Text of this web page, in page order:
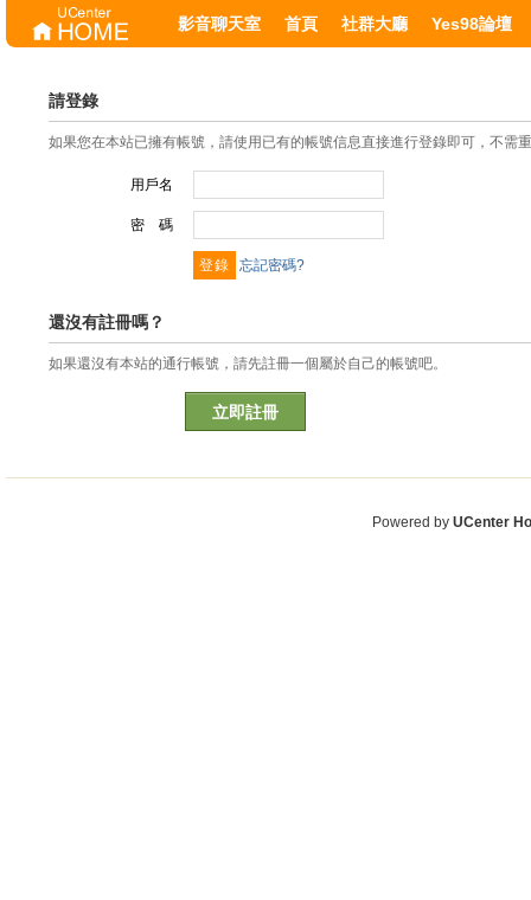
影音聊天室 首頁 社群大廳 Yes98論壇
請登錄
如果您在本站已擁有帳號，請使用已有的帳號信息直接進行登錄即可，不需
用戶名
密 碼
忘記密碼?
還沒有註冊嗎？
如果還沒有本站的通行帳號，請先註冊一個屬於自己的帳號吧。
立即註冊
Powered by UCenter